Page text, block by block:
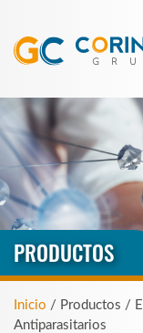
PRODUCTOS
Inicio / Productos /
Antiparasitarios